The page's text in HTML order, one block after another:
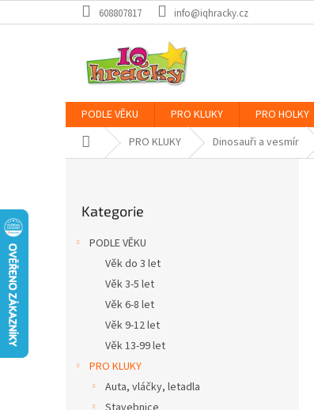
na
608807817 info@iqhracky.cz
PODLE VĚKU PRO KLUKY PRO HOLKY
Domů PRO KLUKY Dinosauři a vesmír
kategorie
Kategorie
PODLE VĚKU
Věk do 3 let
Věk 3-5 let
Věk 6-8 let
Věk 9-12 let
Věk 13-99 let
PRO KLUKY
Auta, vláčky, letadla